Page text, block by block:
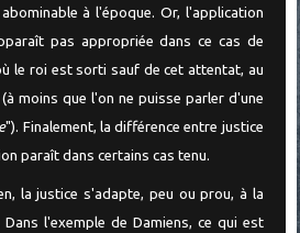
à l'époque. Or, l'application
pas appropriée dans ce cas de
le roi est sorti sauf de cet attentat, au
moins que l'on ne puisse parler d'une
"). Finalement, la différence entre justice
paraît dans certains cas tenu.
la justice s'adapte, peu ou prou, à la
l'exemple de Damiens, ce qui est